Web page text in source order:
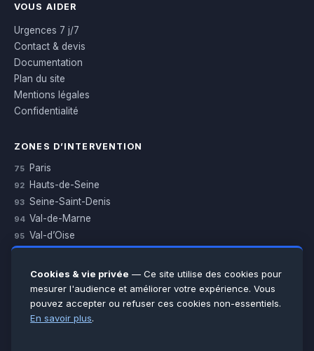
VOUS AIDER
Urgences 7 j/7
Contact & devis
Documentation
Plan du site
Mentions légales
Confidentialité
ZONES D’INTERVENTION
75 Paris
92 Hauts-de-Seine
93 Seine-Saint-Denis
94 Val-de-Marne
95 Val-d’Oise
Essonne
Seine-et-Marne
Voir toutes les villes →
Cookies & vie privée — Ce site utilise des cookies pour
mesurer l'audience et améliorer votre expérience. Vous
pouvez accepter ou refuser ces cookies non-essentiels.
En savoir plus.